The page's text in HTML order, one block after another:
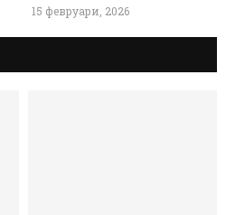
15 февруари, 2026